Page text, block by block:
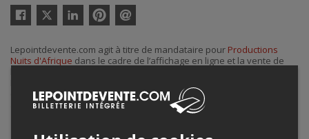
Twitter
courriel
Lepointdevente.com agit à titre de mandataire pour Productions
Nuits d'Afrique dans le cadre de l’affichage en ligne et la vente de
contacter l’organisateur de l’événement,Productions Nuits d'Afrique
info@festivalnuitsdafrique.com .